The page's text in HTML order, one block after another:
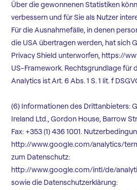
Über die gewonnenen Statistiken
verbessern und für Sie als Nutzer
Für die Ausnahmefälle, in denen
die USA übertragen werden, hat sich
Privacy Shield unterworfen, https://
US-Framework. Rechtsgrundlage für
Analytics ist Art. 6 Abs. 1 S. 1 lit. f
(6) Informationen des Drittanbieters:
Ireland Ltd., Gordon House, Barrow
Fax: +353 (1) 436 1001.
http://www.google.com/analytics/
zum Datenschutz:
http://www.google.com/intl/de/
sowie die Datenschutzerklärung: